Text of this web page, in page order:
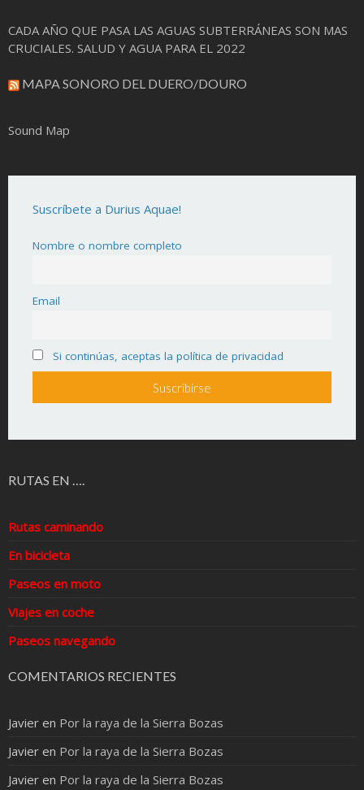
CADA AÑO QUE PASA LAS AGUAS SUBTERRÁNEAS SON MAS
CRUCIALES. SALUD Y AGUA PARA EL 2022
MAPA SONORO DEL DUERO/DOURO
Sound Map
Suscríbete a Durius Aquae!
Nombre o nombre completo
Email
Si continúas, aceptas la política de privacidad
RUTAS EN ….
Rutas caminando
En bicicleta
Paseos en moto
Viajes en coche
Paseos navegando
COMENTARIOS RECIENTES
Javier en Por la raya de la Sierra Bozas
Javier en Por la raya de la Sierra Bozas
Javier en Por la raya de la Sierra Bozas